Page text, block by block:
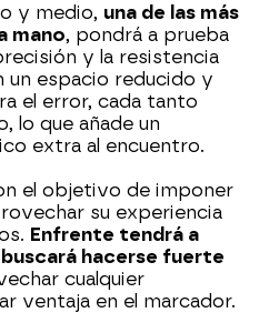
y medio, una de las más
mano, pondrá a prueba
y la resistencia
un espacio reducido y
el error, cada tanto
lo que añade un
extra al encuentro.
el objetivo de imponer
su experiencia
Enfrente tendrá a
hacerse fuerte
cualquier
ventaja en el marcador.